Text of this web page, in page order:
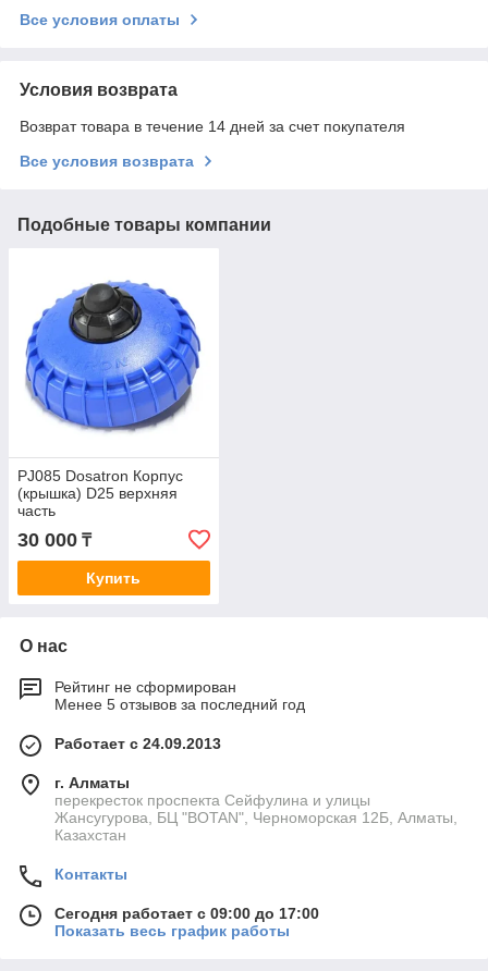
Все условия оплаты
Условия возврата
Возврат товара в течение 14 дней за счет покупателя
Все условия возврата
Подобные товары компании
PJ085 Dosatron Корпус
(крышка) D25 верхняя
часть
30 000 ₸
Купить
О нас
Рейтинг не сформирован
Менее 5 отзывов за последний год
Работает с 24.09.2013
г. Алматы
перекресток проспекта Сейфулина и улицы
Жансугурова, БЦ "BOTAN", Черноморская 12Б, Алматы,
Казахстан
Контакты
Сегодня работает с 09:00 до 17:00
Показать весь график работы